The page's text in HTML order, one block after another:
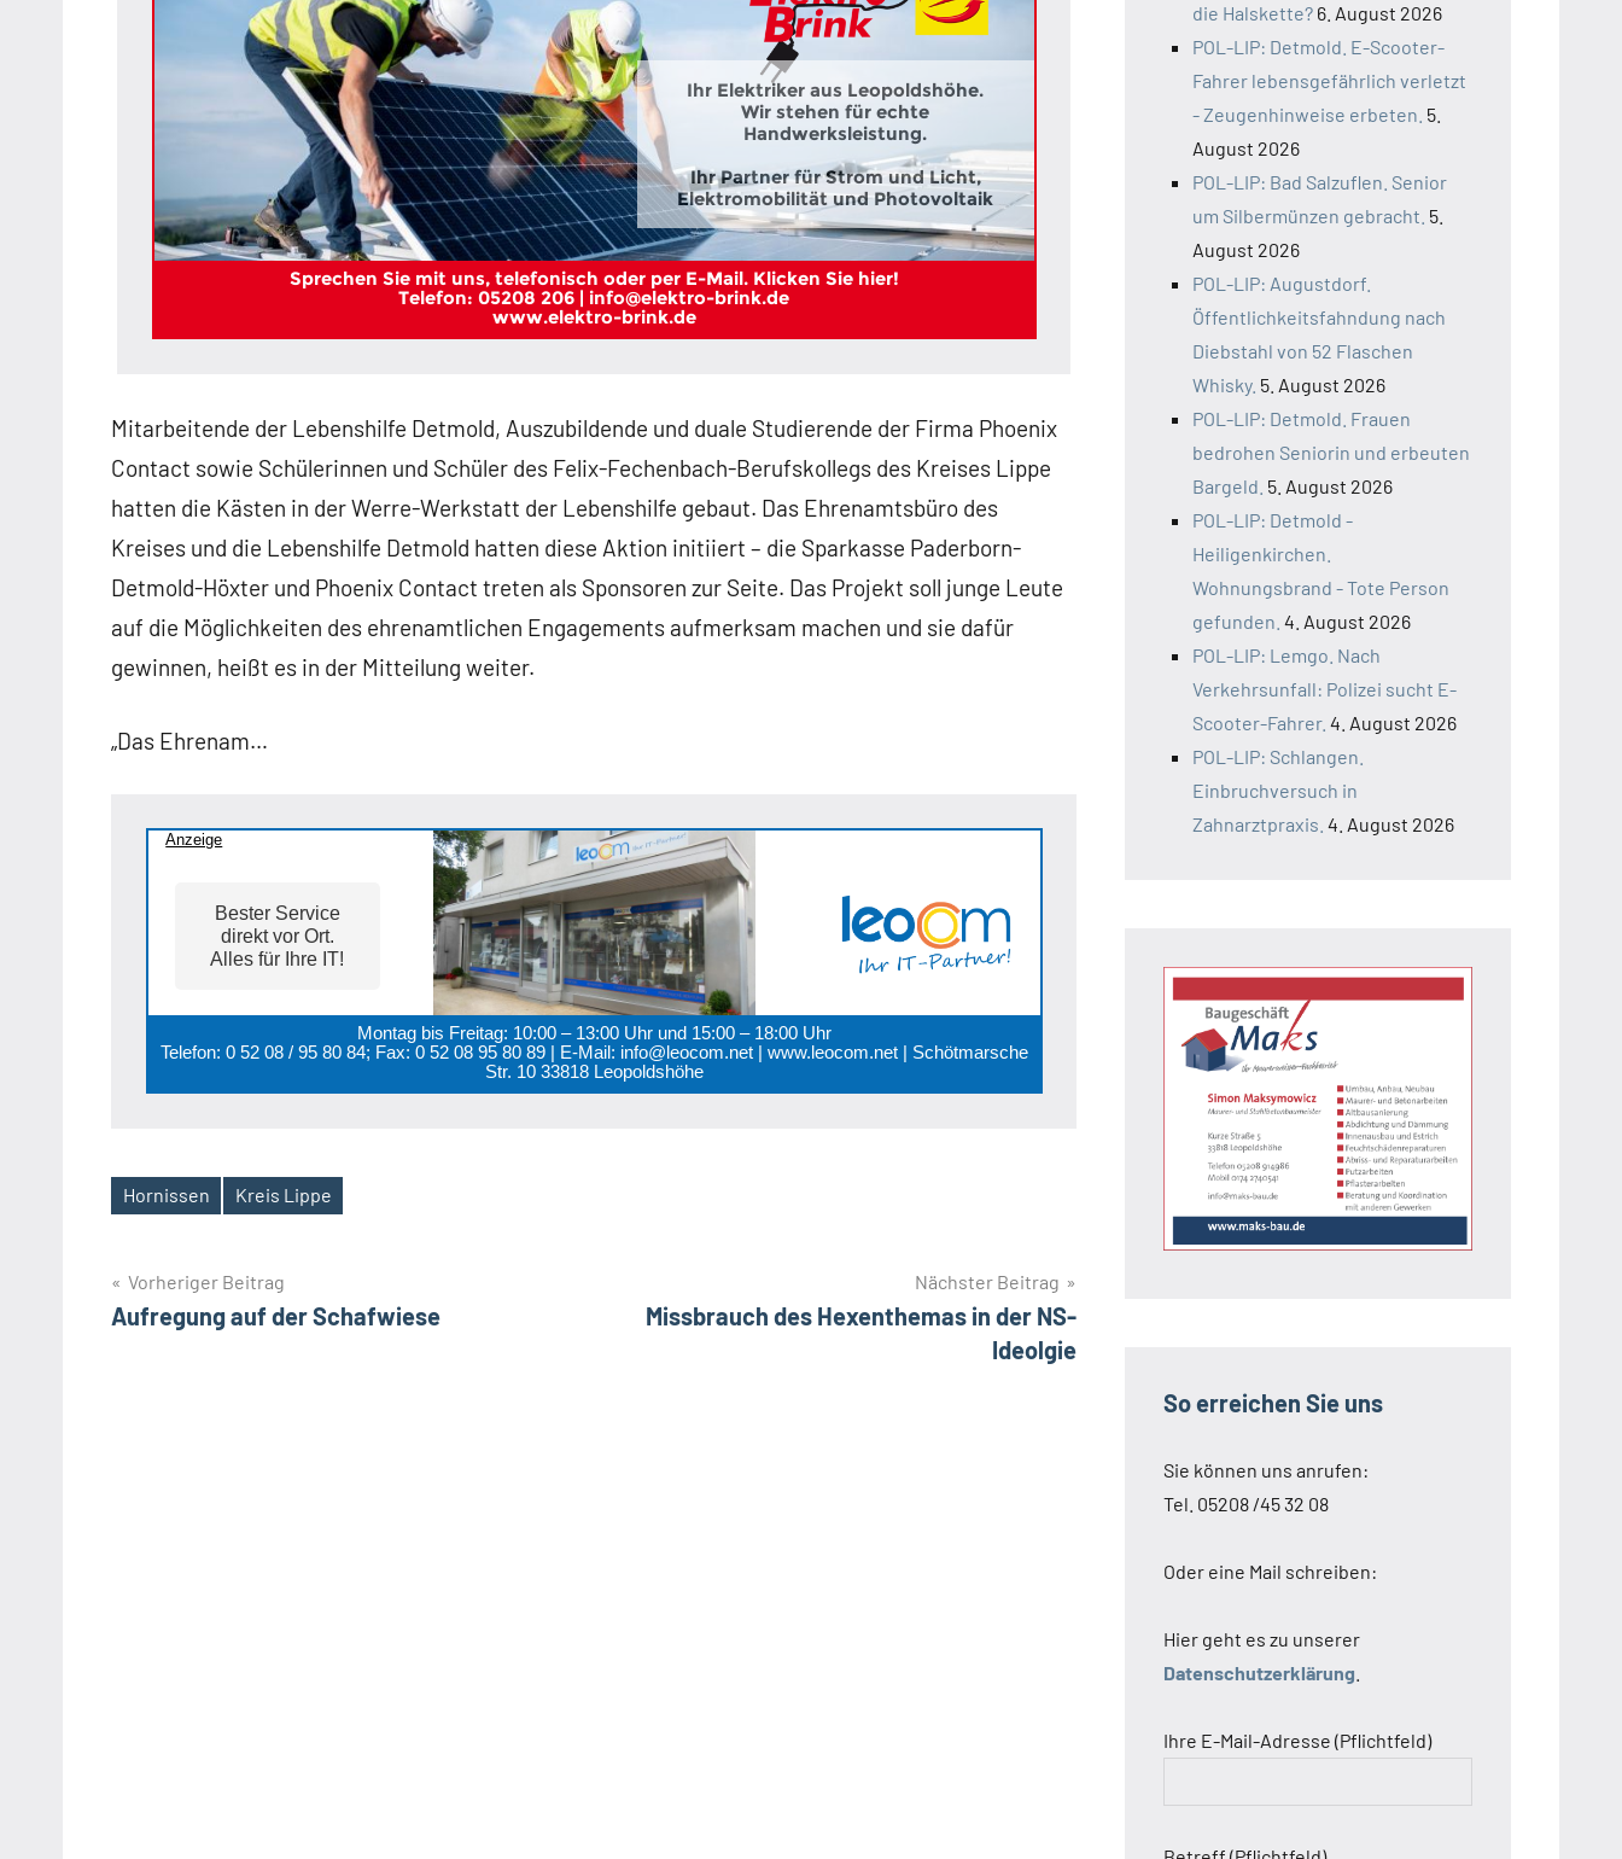
Ihr Elektriker aus Leopoldshöhe.
Wir stehen für echte
Handwerksleistung.
Ihr Partner für Strom und Licht,
Elektromobilität und Photovoltaik
Sprechen Sie mit uns, telefonisch oder per E-Mail. Klicken Sie hier!
Telefon: 05208 206 | info@elektro-brink.de
www.elektro-brink.de
Mitarbeitende der Lebenshilfe Detmold, Auszubildende und duale Studierende der Firma Phoenix
Contact sowie Schülerinnen und Schüler des Felix-Fechenbach-Berufskollegs des Kreises Lippe
hatten die Kästen in der Werre-Werkstatt der Lebenshilfe gebaut. Das Ehrenamtsbüro des
Kreises und die Lebenshilfe Detmold hatten diese Aktion initiiert – die Sparkasse Paderborn-
Detmold-Höxter und Phoenix Contact treten als Sponsoren zur Seite. Das Projekt soll junge Leute
auf die Möglichkeiten des ehrenamtlichen Engagements aufmerksam machen und sie dafür
gewinnen, heißt es in der Mitteilung weiter.
„Das Ehrenam…
Anzeige
Bester Service
direkt vor Ort.
Alles für Ihre IT!
Montag bis Freitag: 10:00 – 13:00 Uhr und 15:00 – 18:00 Uhr
Telefon: 0 52 08 / 95 80 84; Fax: 0 52 08 95 80 89 | E-Mail: info@leocom.net | www.leocom.net | Schötmarsche
Str. 10 33818 Leopoldshöhe
Schlagwörter
Hornissen Kreis Lippe
Beitragsnavigation
Vorheriger Beitrag
Aufregung auf der Schafwiese
Nächster Beitrag
Missbrauch des Hexenthemas in der NS-
Ideolgie
die Halskette? 6. August 2026
POL-LIP: Detmold. E-Scooter-
Fahrer lebensgefährlich verletzt
- Zeugenhinweise erbeten. 5.
August 2026
POL-LIP: Bad Salzuflen. Senior
um Silbermünzen gebracht. 5.
August 2026
POL-LIP: Augustdorf.
Öffentlichkeitsfahndung nach
Diebstahl von 52 Flaschen
Whisky. 5. August 2026
POL-LIP: Detmold. Frauen
bedrohen Seniorin und erbeuten
Bargeld. 5. August 2026
POL-LIP: Detmold -
Heiligenkirchen.
Wohnungsbrand - Tote Person
gefunden. 4. August 2026
POL-LIP: Lemgo. Nach
Verkehrsunfall: Polizei sucht E-
Scooter-Fahrer. 4. August 2026
POL-LIP: Schlangen.
Einbruchversuch in
Zahnarztpraxis. 4. August 2026
So erreichen Sie uns
Sie können uns anrufen:
Tel. 05208 /45 32 08
Oder eine Mail schreiben:
Hier geht es zu unserer
Datenschutzerklärung
Ihre E-Mail-Adresse (Pflichtfeld)